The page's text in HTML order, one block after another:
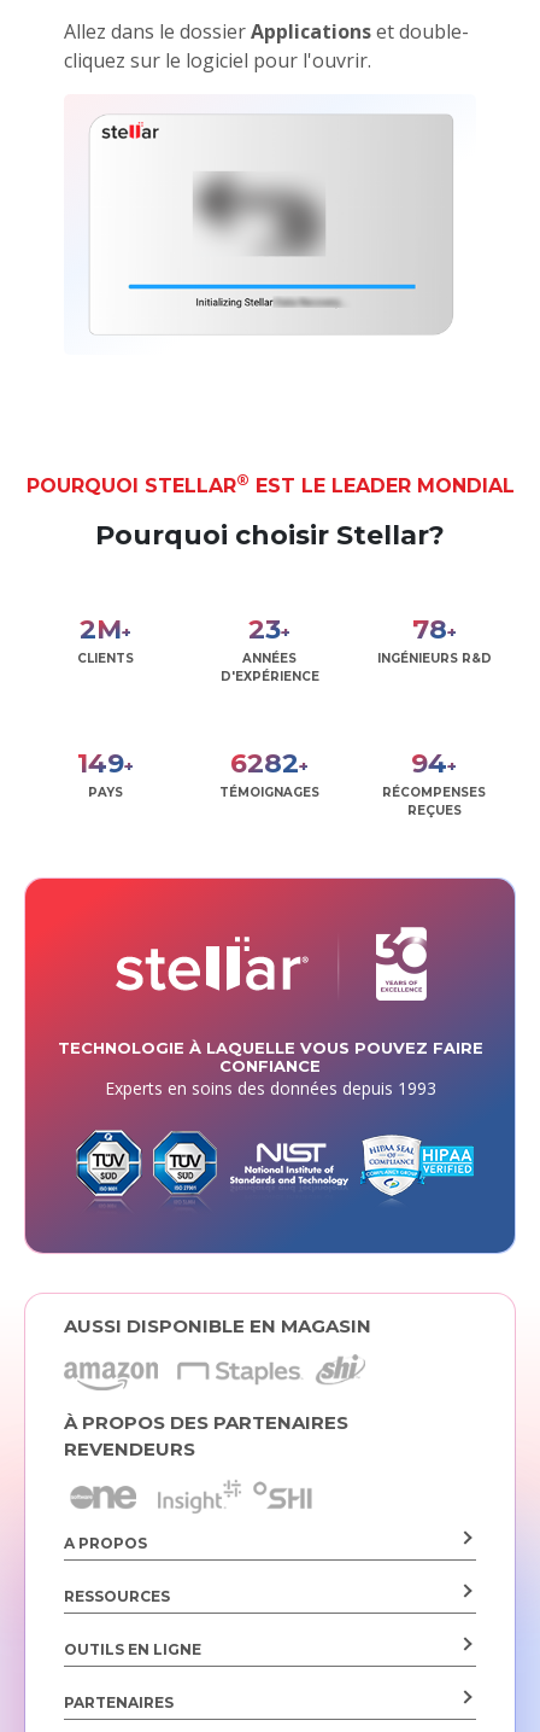
Allez dans le dossierApplicationset double-
cliquez sur le logiciel pour l'ouvrir.
POURQUOI STELLAR® EST LE LEADER MONDIAL
Pourquoi choisir Stellar?
2M+
CLIENTS
27+
ANNÉES
D'EXPÉRIENCE
90+
INGÉNIEURS R&D
171+
PAYS
7228+
TÉMOIGNAGES
108+
RÉCOMPENSES
REÇUES
TECHNOLOGIE À LAQUELLE VOUS POUVEZ FAIRE
CONFIANCE
Experts en soins des données depuis 1993
AUSSI DISPONIBLE EN MAGASIN
À PROPOS DES PARTENAIRES
REVENDEURS
A PROPOS
RESSOURCES
OUTILS EN LIGNE
PARTENAIRES